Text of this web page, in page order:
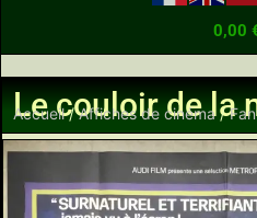
0,00
Le couloir de la
Accueil/Affiches de cinéma/